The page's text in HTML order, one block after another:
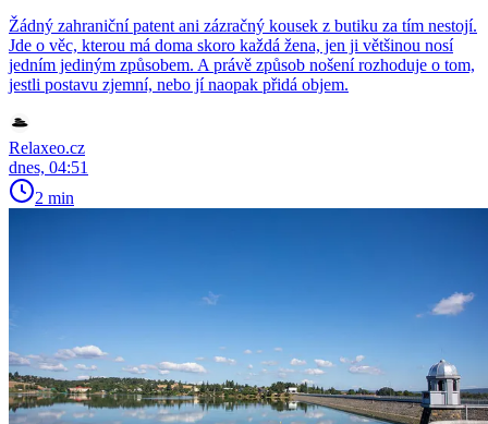
Žádný zahraniční patent ani zázračný kousek z butiku za tím nestojí.
Jde o věc, kterou má doma skoro každá žena, jen ji většinou nosí
jedním jediným způsobem. A právě způsob nošení rozhoduje o tom,
jestli postavu zjemní, nebo jí naopak přidá objem.
Relaxeo.cz
dnes, 04:51
2 min